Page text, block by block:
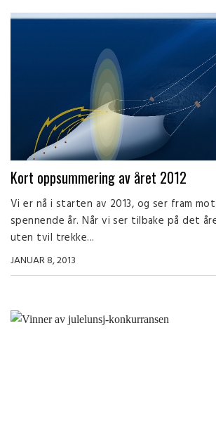
Kort oppsummering av året 2012
Vi er nå i starten av 2013, og ser fram
spennende år. Når vi ser tilbake på det
uten tvil trekke...
JANUAR 8, 2013